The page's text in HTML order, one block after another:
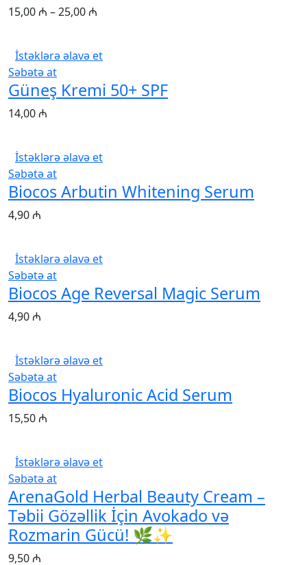
15,00 ₼ –25,00 ₼
İstəklərə əlavə et
Səbətə at
Güneş Kremi 50+ SPF
14,00 ₼
İstəklərə əlavə et
Səbətə at
Biocos Arbutin Whitening Serum
4,90 ₼
İstəklərə əlavə et
Səbətə at
Biocos Age Reversal Magic Serum
4,90 ₼
İstəklərə əlavə et
Səbətə at
Biocos Hyaluronic Acid Serum
15,50 ₼
İstəklərə əlavə et
Səbətə at
ArenaGold Herbal Beauty Cream –
Təbii Gözəllik İçin Avokado və
Rozmarin Gücü! 🌿✨
9,50 ₼